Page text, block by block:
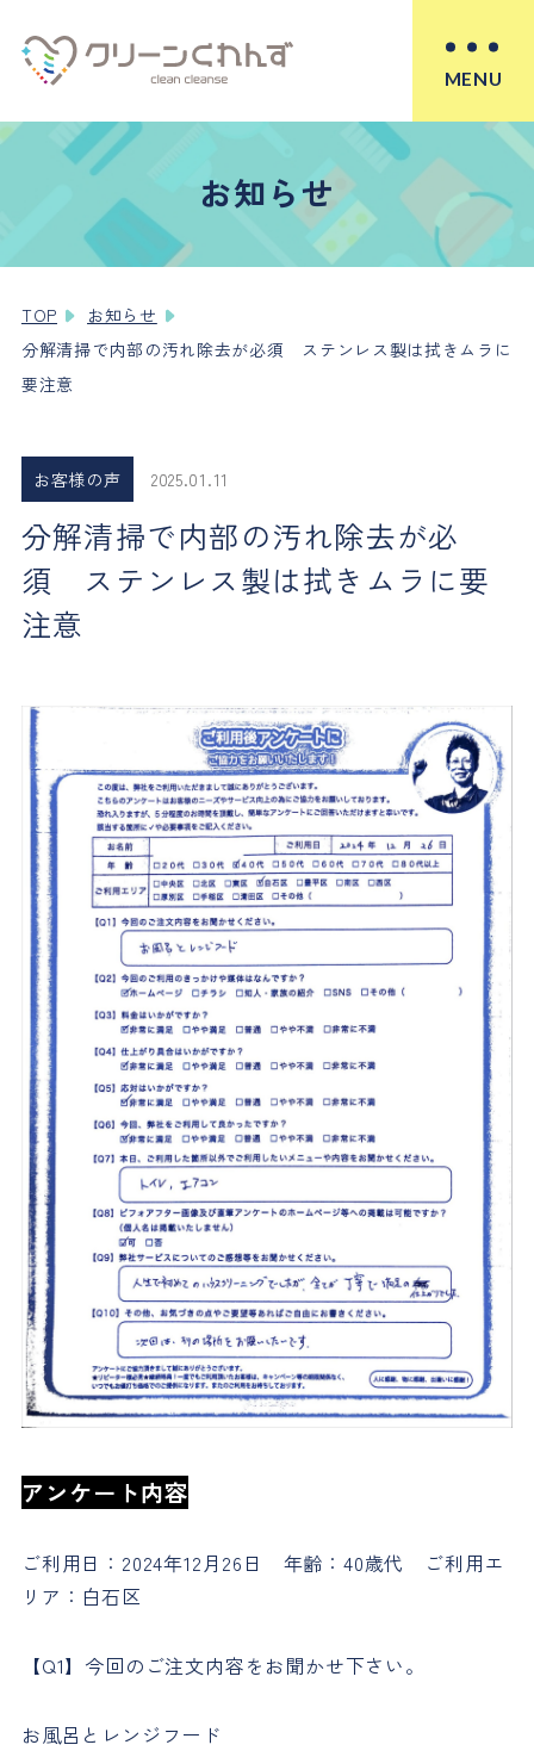
MENU
お知らせ
TOP
お知らせ
分解清掃で内部の汚れ除去が必須 ステンレス製は拭きムラに
要注意
お客様の声 2025.01.11
分解清掃で内部の汚れ除去が必
須 ステンレス製は拭きムラに要
注意
アンケート内容
ご利用日：2024年12月26日 年齢：40歳代 ご利用エ
リア：白石区
【Q1】今回のご注文内容をお聞かせ下さい。
お風呂とレンジフード